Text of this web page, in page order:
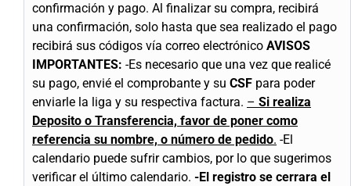
confirmación y pago. Al finalizar su compra, recibirá
una confirmación, solo hasta que sea realizado el pago
recibirá sus códigos vía correo electrónico AVISOS
IMPORTANTES: -Es necesario que una vez que realicé
su pago, envié el comprobante y su CSF para poder
enviarle la liga y su respectiva factura. – Si realiza
Deposito o Transferencia, favor de poner como
referencia su nombre, o número de pedido. -El
calendario puede sufrir cambios, por lo que sugerimos
verificar el último calendario. -El registro se cerrara el